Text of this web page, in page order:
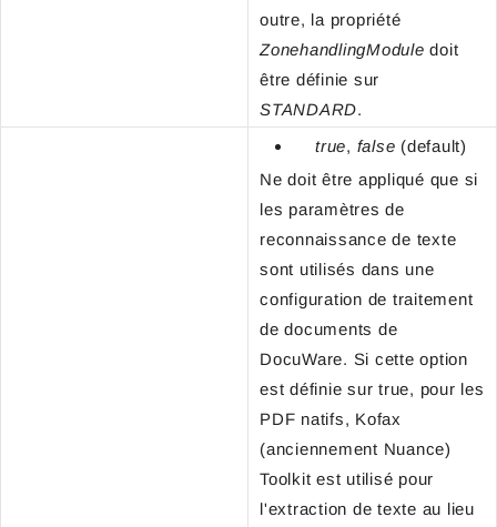
outre, la propriété
ZonehandlingModuledoit
être définie sur
STANDARD.
true, false (default)
Ne doit être appliqué que si
les paramètres de
reconnaissance de texte
sont utilisés dans une
configuration de traitement
de documents de
DocuWare. Si cette option
est définie sur true, pour les
PDF natifs, Kofax
(anciennement Nuance)
Toolkit est utilisé pour
l'extraction de texte au lieu